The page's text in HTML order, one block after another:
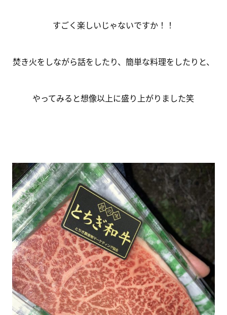
すごく楽しいじゃないですか！！
焚き火をしながら話をしたり、簡単な料理をしたりと、
やってみると想像以上に盛り上がりました笑